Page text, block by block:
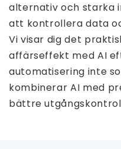
alternativ och starka
att kontrollera data
Vi visar dig det
affärseffekt med AI
automatisering inte
kombinerar AI med
bättre